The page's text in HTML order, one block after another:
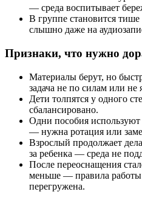
— среда воспитывает
В группе становится
слышно даже на
Признаки, что нужно
Материалы берут, но
задача не по силам или не
Дети толпятся у одного
сбалансировано.
Одни пособия
— нужна ротация или
Взрослый продолжает
за ребенка — среда не
После переоснащения
меньше — правила работы
перегружена.